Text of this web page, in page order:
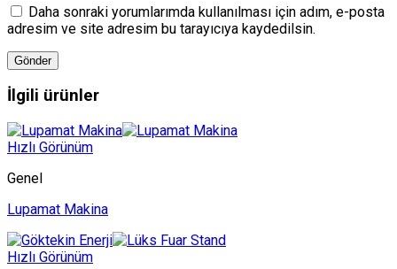
Daha sonraki yorumlarımda kullanılması için adım, e-posta
adresim ve site adresim bu tarayıcıya kaydedilsin.
İlgili ürünler
Hızlı Görünüm
Genel
Lupamat Makina
Hızlı Görünüm